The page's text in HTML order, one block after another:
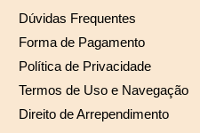
Dúvidas Frequentes
Forma de Pagamento
Política de Privacidade
Termos de Uso e Navegação
Direito de Arrependimento